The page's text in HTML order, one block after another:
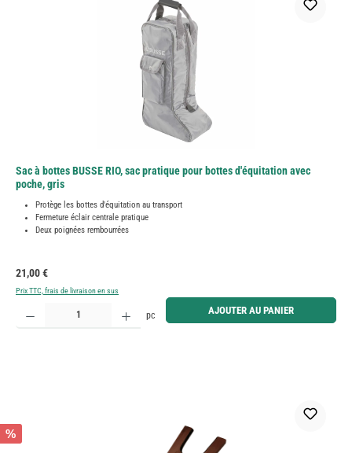
Sac à bottes BUSSE RIO, sac pratique pour bottes d'équitation avec
poche, gris
Protège les bottes d'équitation au transport
Fermeture éclair centrale pratique
Deux poignées rembourrées
Prix régulier :
21,00 €
Prix TTC, frais de livraison en sus
Quantité de produit : Entrez la quantité souhaitée ou utilisez les boutons pour augmenter ou
pc AJOUTER AU PANIER
%